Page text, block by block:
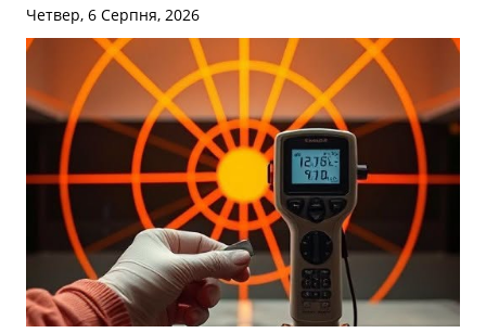
Четвер, 6 Серпня, 2026